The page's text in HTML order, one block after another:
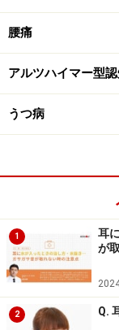
腰痛
アルツハイマー型
うつ病
1
耳
が
2 Q.